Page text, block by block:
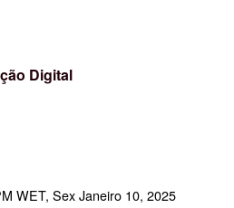
Digital
WET, Sex Janeiro 10, 2025